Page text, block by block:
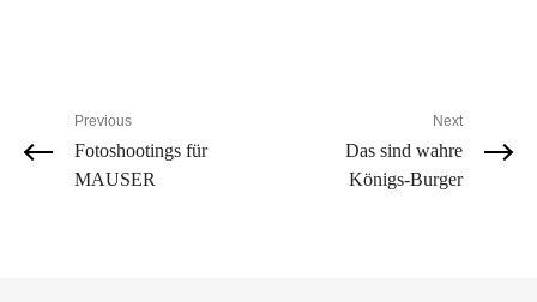
Previous
Fotoshootings für
MAUSER
Next
Das sind wahre
Königs-Burger